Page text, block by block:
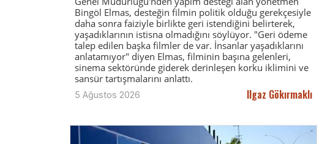
Bingöl Elmas, desteğin filmin politik olduğu gerekçesiyle
daha sonra faiziyle birlikte geri istendiğini belirterek,
yaşadıklarının istisna olmadığını söylüyor. "Geri ödeme
talep edilen başka filmler de var. İnsanlar yaşadıklarını
anlatamıyor" diyen Elmas, filminin başına gelenleri,
sinema sektöründe giderek derinleşen korku iklimini ve
sansür tartışmalarını anlattı.
5 Ağustos 2026 Ilgaz Gökırmaklı